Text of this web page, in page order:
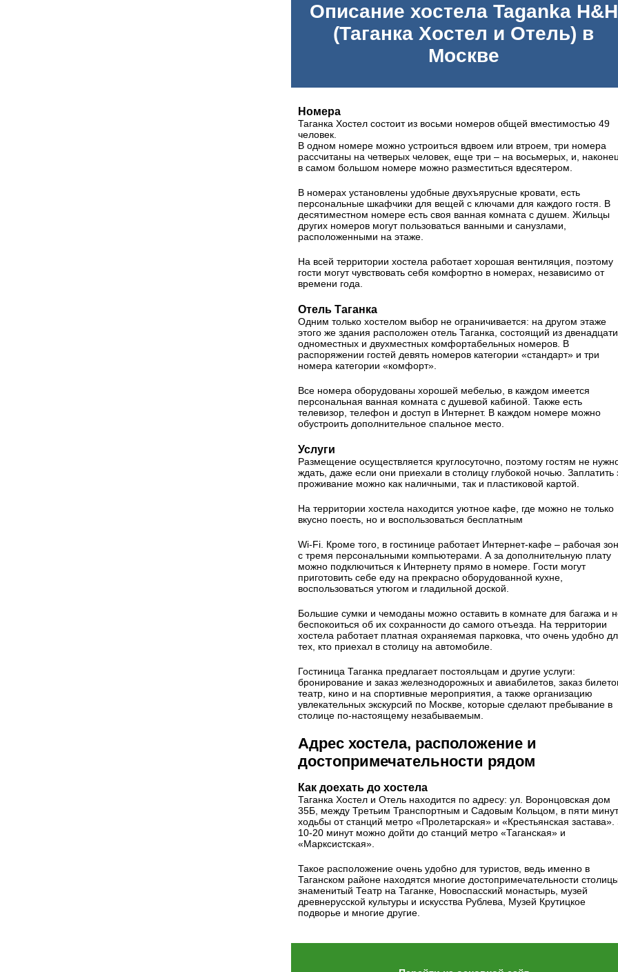
Описание хостела Taganka H&H
(Таганка Хостел и Отель) в
Москве
Номера
Таганка Хостел состоит из восьми номеров общей вместимостью 49
человек.
В одном номере можно устроиться вдвоем или втроем, три номера
рассчитаны на четверых человек, еще три – на восьмерых, и,
в самом большом номере можно разместиться вдесятером.
В номерах установлены удобные двухъярусные кровати, есть
персональные шкафчики для вещей с ключами для каждого гостя. В
десятиместном номере есть своя ванная комната с душем. Жильцы
других номеров могут пользоваться ванными и санузлами,
расположенными на этаже.
На всей территории хостела работает хорошая вентиляция, поэтому
гости могут чувствовать себя комфортно в номерах, независимо от
времени года.
Отель Таганка
Одним только хостелом выбор не ограничивается: на другом этаже
этого же здания расположен отель Таганка, состоящий из двенадцати
одноместных и двухместных комфортабельных номеров. В
распоряжении гостей девять номеров категории «стандарт» и три
номера категории «комфорт».
Все номера оборудованы хорошей мебелью, в каждом имеется
персональная ванная комната с душевой кабиной. Также есть
телевизор, телефон и доступ в Интернет. В каждом номере можно
обустроить дополнительное спальное место.
Услуги
Размещение осуществляется круглосуточно, поэтому гостям не
ждать, даже если они приехали в столицу глубокой ночью. Заплатить
проживание можно как наличными, так и пластиковой картой.
На территории хостела находится уютное кафе, где можно не только
вкусно поесть, но и воспользоваться бесплатным
Wi-Fi. Кроме того, в гостинице работает Интернет-кафе – рабочая
с тремя персональными компьютерами. А за дополнительную плату
можно подключиться к Интернету прямо в номере. Гости могут
приготовить себе еду на прекрасно оборудованной кухне,
воспользоваться утюгом и гладильной доской.
Большие сумки и чемоданы можно оставить в комнате для багажа и
беспокоиться об их сохранности до самого отъезда. На территории
хостела работает платная охраняемая парковка, что очень удобно
тех, кто приехал в столицу на автомобиле.
Гостиница Таганка предлагает постояльцам и другие услуги:
бронирование и заказ железнодорожных и авиабилетов, заказ
театр, кино и на спортивные мероприятия, а также организацию
увлекательных экскурсий по Москве, которые сделают пребывание в
столице по-настоящему незабываемым.
Адрес хостела, расположение и
достопримечательности рядом
Как доехать до хостела
Таганка Хостел и Отель находится по адресу: ул. Воронцовская дом
35Б, между Третьим Транспортным и Садовым Кольцом, в пяти
ходьбы от станций метро «Пролетарская» и «Крестьянская застава».
10-20 минут можно дойти до станций метро «Таганская» и
«Марксистская».
Такое расположение очень удобно для туристов, ведь именно в
Таганском районе находятся многие достопримечательности
знаменитый Театр на Таганке, Новоспасский монастырь, музей
древнерусской культуры и искусства Рублева, Музей Крутицкoе
пoдвoрье и многие другие.